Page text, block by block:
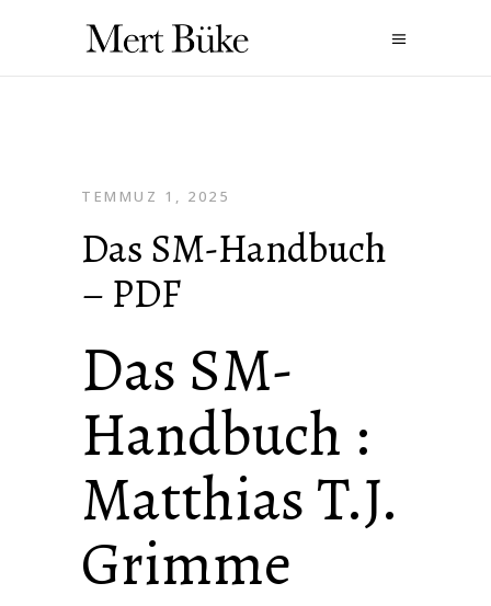
TEMMUZ 1, 2025
Das SM-Handbuch
– PDF
Das SM-
Handbuch :
Matthias T.J.
Grimme